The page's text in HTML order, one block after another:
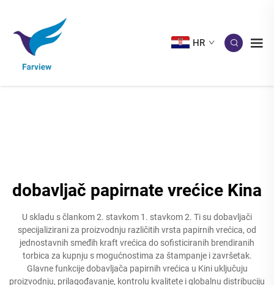
HR
dobavljač papirnate vrećice Kina
U skladu s člankom 2. stavkom 1. stavkom 2. Ti su dobavljači
specijalizirani za proizvodnju različitih vrsta papirnih vrećica, od
jednostavnih smeđih kraft vrećica do sofisticiranih brendiranih
torbica za kupnju s mogućnostima za štampanje i završetak.
Glavne funkcije dobavljača papirnih vrećica u Kini uključuju
proizvodnju, prilagođavanje, kontrolu kvalitete i globalnu distribuciju